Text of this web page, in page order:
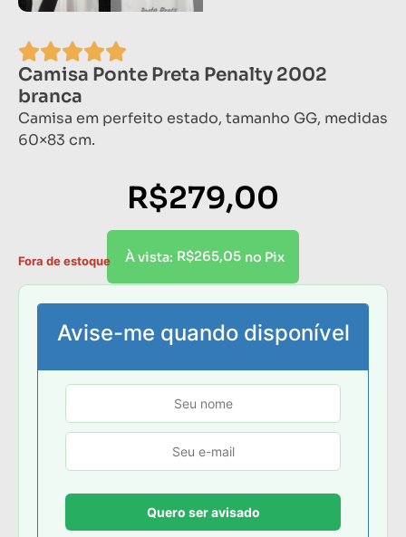
Camisa Ponte Preta Penalty 2002
branca
Camisa em perfeito estado, tamanho GG, medidas
60×83 cm.
R$279,00
À vista: R$265,05 no Pix
Fora de estoque
Avise-me quando disponível